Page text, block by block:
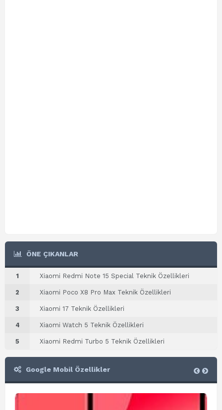
ÖNE ÇIKANLAR
1 Xiaomi Redmi Note 15 Special Teknik Özellikleri
2 Xiaomi Poco X8 Pro Max Teknik Özellikleri
3 Xiaomi 17 Teknik Özellikleri
4 Xiaomi Watch 5 Teknik Özellikleri
5 Xiaomi Redmi Turbo 5 Teknik Özellikleri
Google Mobil Özellikler